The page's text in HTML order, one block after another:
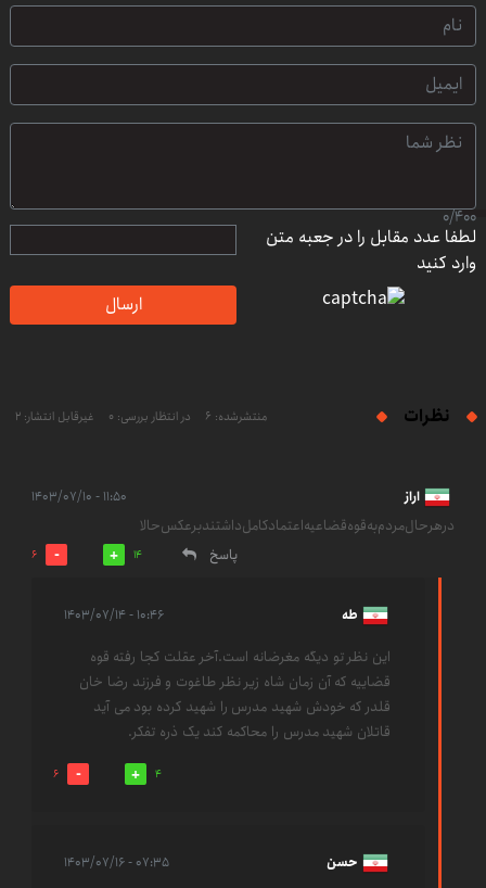
0/400
لطفا عدد مقابل را در جعبه متن
وارد کنید
ارسال
نظرات منتشرشده: 6 در انتظار بررسی: 0 غیرقابل انتشار: 2
اراز ۱۱:۵۰ - ۱۴۰۳/۰۷/۱۰
در‌هر‌حال‌مردم‌به‌قوه‌قضاعیه‌اعتماد‌کامل‌داشتند‌بر‌عکس‌حالا
پاسخ
14
6
طه ۱۰:۴۶ - ۱۴۰۳/۰۷/۱۴
این نظر تو دیگه مغرضانه است.آخر عقلت کجا رفته قوه
قضاییه که آن زمان شاه زیر نظر طاغوت و فرزند رضا خان
قلدر که خودش شهید مدرس را شهید کرده بود می آید
قاتلان شهید مدرس را محاکمه کند یک ذره تفکر.
4
6
حسن ۰۷:۳۵ - ۱۴۰۳/۰۷/۱۶